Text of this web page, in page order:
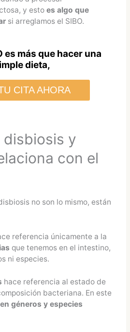
y esto es algo que
si arreglamos el SIBO.
es más que hacer una
dieta,
CITA AHORA
disbiosis y
con el
no son lo mismo, están
referencia únicamente a la
que tenemos en el intestino,
ni especies.
hace referencia al estado de
bacteriana. En este
géneros y especies